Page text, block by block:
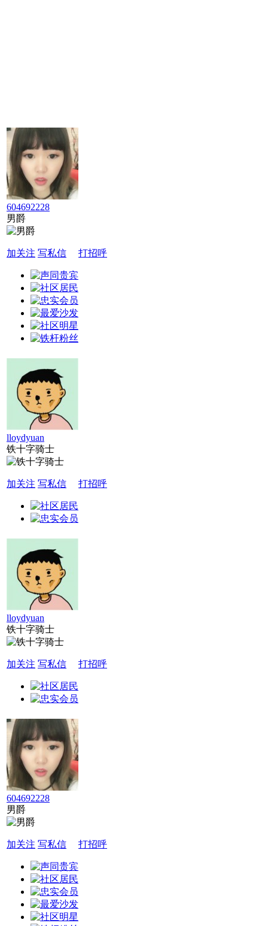
604692228
男爵
加关注 写私信 打招呼
lloydyuan
铁十字骑士
加关注 写私信 打招呼
lloydyuan
铁十字骑士
加关注 写私信 打招呼
604692228
男爵
加关注 写私信 打招呼